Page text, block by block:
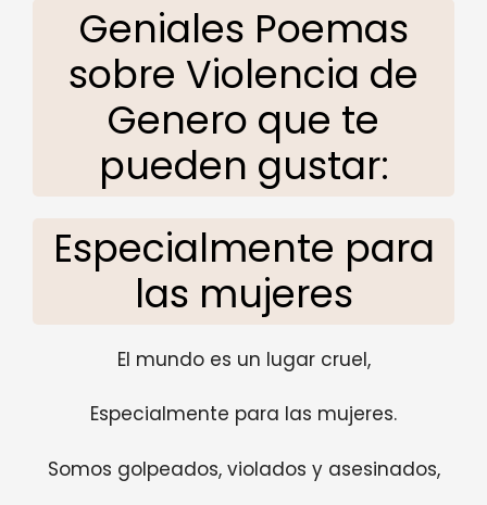
Geniales Poemas
sobre Violencia de
Genero que te
pueden gustar:
Especialmente para
las mujeres
El mundo es un lugar cruel,
Especialmente para las mujeres.
Somos golpeados, violados y asesinados,